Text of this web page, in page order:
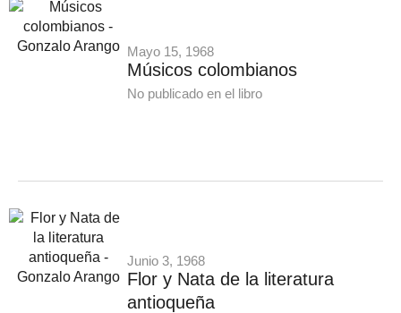
Mayo 15, 1968
Músicos colombianos
No publicado en el libro
Junio 3, 1968
Flor y Nata de la literatura
antioqueña